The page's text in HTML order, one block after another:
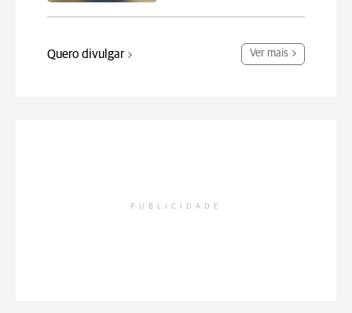
Quero divulgar Ver mais
PUBLICIDADE